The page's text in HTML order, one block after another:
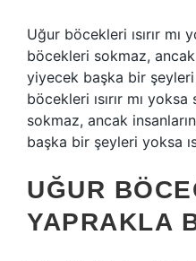
Uğur böcekleri ısırır mı
böcekleri sokmaz,
yiyecek başka bir şeyleri
böcekleri ısırır mı
sokmaz, ancak
başka bir şeyleri yoksa
UĞUR
YAPRAKLA